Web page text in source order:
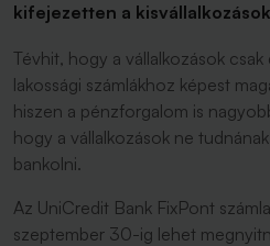
kifejezetten a
Tévhit, hogy a vállalkozások
lakossági számlákhoz képest
hiszen a pénzforgalom is
hogy a vállalkozások ne
bankolni.
Az UniCredit Bank FixPont
szeptember 30-ig lehet